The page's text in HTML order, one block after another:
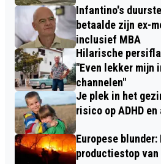
Infantino's duurste
betaalde zijn ex-
inclusief MBA
Hilarische
"Even lekker mijn
channelen"
Je plek in het
risico op ADHD
Europese
productiestop